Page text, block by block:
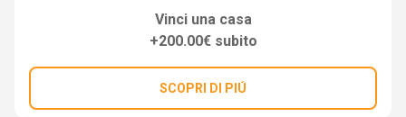
Vinci una casa
+200.00€ subito
SCOPRI DI PIÚ